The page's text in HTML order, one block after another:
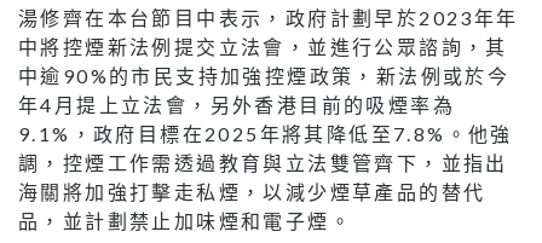
湯修齊在本台節目中表示，政府計劃早於2023年年
中將控煙新法例提交立法會，並進行公眾諮詢，其
中逾90%的市民支持加強控煙政策，新法例或於今
年4月提上立法會，另外香港目前的吸煙率為
9.1%，政府目標在2025年將其降低至7.8%。他強
調，控煙工作需透過教育與立法雙管齊下，並指出
海關將加強打擊走私煙，以減少煙草產品的替代
品，並計劃禁止加味煙和電子煙。